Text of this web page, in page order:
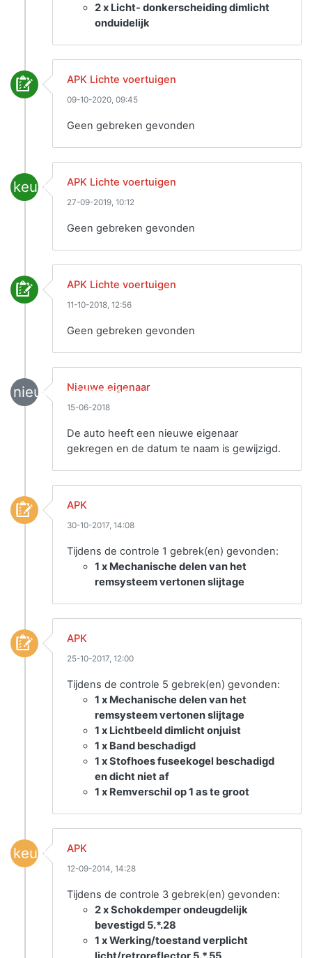
2 x Licht- donkerscheiding dimlicht
onduidelijk
APK Lichte voertuigen
09-10-2020, 09:45
Geen gebreken gevonden
keuring APK Lichte voertuigen
27-09-2019, 10:12
Geen gebreken gevonden
APK Lichte voertuigen
11-10-2018, 12:56
Geen gebreken gevonden
nieuwe_eigenaar
Nieuwe eigenaar
15-06-2018
De auto heeft een nieuwe eigenaar
gekregen en de datum te naam is gewijzigd.
APK
30-10-2017, 14:08
Tijdens de controle 1 gebrek(en) gevonden:
1 x Mechanische delen van het
remsysteem vertonen slijtage
APK
25-10-2017, 12:00
Tijdens de controle 5 gebrek(en) gevonden:
1 x Mechanische delen van het
remsysteem vertonen slijtage
1 x Lichtbeeld dimlicht onjuist
1 x Band beschadigd
1 x Stofhoes fuseekogel beschadigd
en dicht niet af
1 x Remverschil op 1 as te groot
keuring APK
12-09-2014, 14:28
Tijdens de controle 3 gebrek(en) gevonden:
2 x Schokdemper ondeugdelijk
bevestigd 5.*.28
1 x Werking/toestand verplicht